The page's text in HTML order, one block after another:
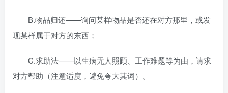
B.物品归还——询问某样物品是否还在对方那里，或发
现某样属于对方的东西；
C.求助法——以生病无人照顾、工作难题等为由，请求
对方帮助（注意适度，避免夸大其词）。